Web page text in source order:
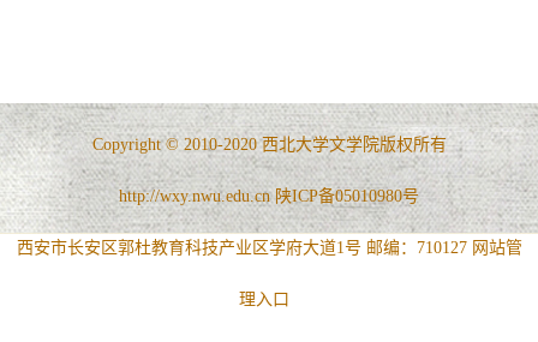
Copyright © 2010-2020 西北大学文学院版权所有
http://wxy.nwu.edu.cn 陕ICP备05010980号
西安市长安区郭杜教育科技产业区学府大道1号 邮编：710127 网站管
理入口